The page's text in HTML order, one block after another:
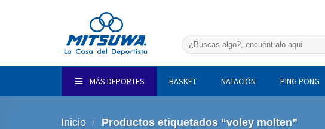
Buscar
por:
MÁS DEPORTES BASKET NATACIÓN PING PONG
Inicio / Productos etiquetados “voley molten”